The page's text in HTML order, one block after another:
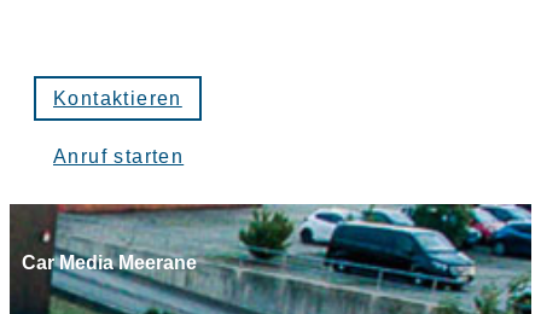
Kontaktieren
Anruf starten
Car Media Meerane